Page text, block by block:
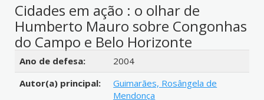
Cidades em ação : o olhar de
Humberto Mauro sobre Congonhas
do Campo e Belo Horizonte
Detalhes bibliográficos
Ano de defesa:
2004
Autor(a) principal:
Guimarães, Rosângela de
Mendonça